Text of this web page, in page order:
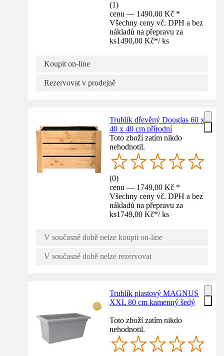
(1)
cenu — 1490,00 Kč *
Všechny ceny vč. DPH a bez
nákladů na přepravu za
ks1490,00 Kč*/ ks
Koupit on-line
Rezervovat v prodejně
Truhlík dřevěný Douglas 60 x
40 x 40 cm přírodní
Toto zboží zatím nikdo
nehodnotil.
(0)
cenu — 1749,00 Kč *
Všechny ceny vč. DPH a bez
nákladů na přepravu za
ks1749,00 Kč*/ ks
V současné době nelze koupit on-line
V současné době nelze rezervovat
Truhlík plastový MAGNUS
XXL 80 cm kamenný šedý
Toto zboží zatím nikdo
nehodnotil.